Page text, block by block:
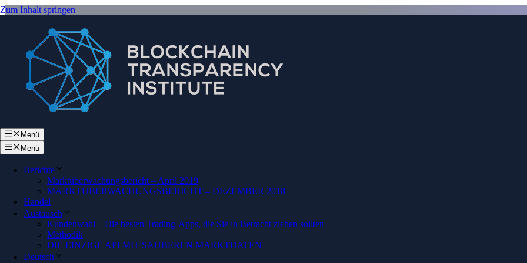
Zum Inhalt springen
Menü
Menü
Berichte
Marktüberwachungsbericht – April 2019
MARKTÜBERWACHUNGSBERICHT – DEZEMBER 2018
Handel
Austausch
Kundenwahl – Die besten Trading-Apps, die Sie in Betracht ziehen sollten
Methodik
DIE EINZIGE API MIT SAUBEREN MARKTDATEN
Deutsch
Trade 0.8 Flarex (A8) Amtliche